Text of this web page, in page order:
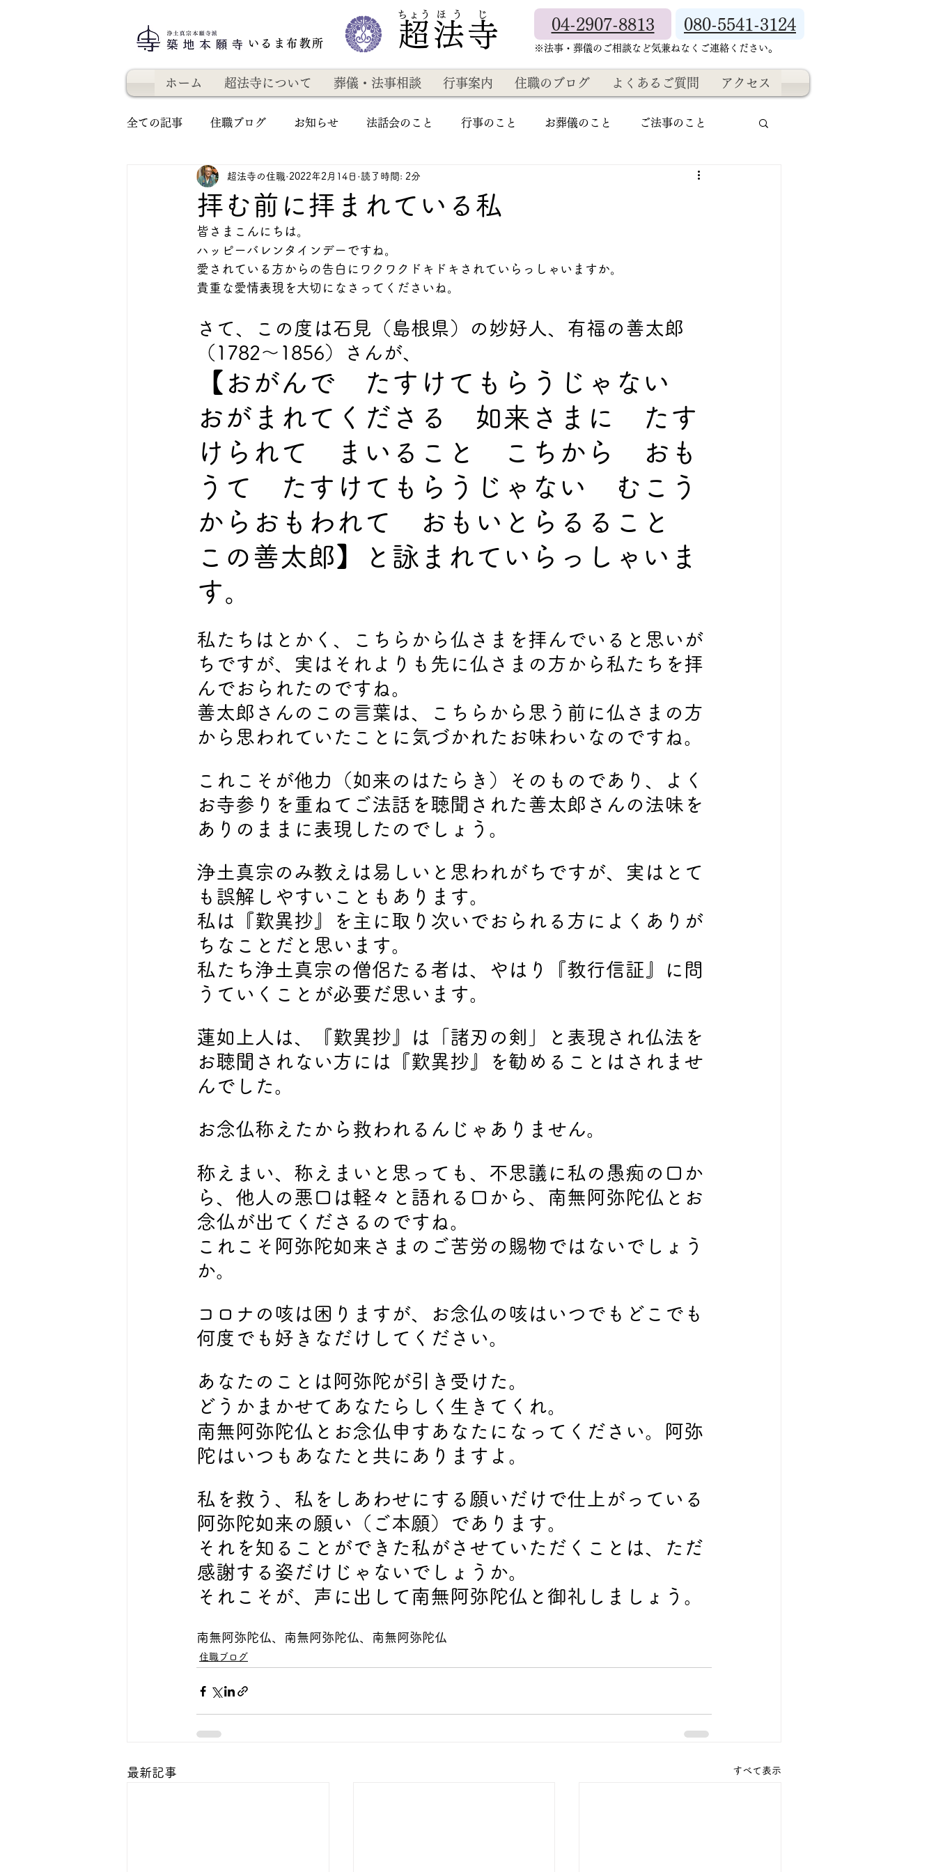
いるま布教所 超法寺
​ちょう ほ う じ
04-2907-8813 080-5541-3124
​※法事・葬儀のご相談など気兼ねなくご連絡ください。
ホーム 超法寺について 葬儀・法事相談 行事案内 住職のブログ よくあるご質問 アクセス
全ての記事 住職ブログ お知らせ 法話会のこと 行事のこと お葬儀のこと ご法事のこと
拝む前に拝まれている私
超法寺の住職 2022年2月14日 読了時間: 2分
皆さまこんにちは。
ハッピーバレンタインデーですね。
愛されている方からの告白にワクワクドキドキされていらっしゃいますか。
貴重な愛情表現を大切になさってくださいね。
さて、この度は石見（島根県）の妙好人、有福の善太郎
（1782〜1856）さんが、
【おがんで　たすけてもらうじゃない
おがまれてくださる　如来さまに　たす
けられて　まいること　こちから　おも
うて　たすけてもらうじゃない　むこう
からおもわれて　おもいとらるること
この善太郎】と詠まれていらっしゃいま
す。
私たちはとかく、こちらから仏さまを拝んでいると思いが
ちですが、実はそれよりも先に仏さまの方から私たちを拝
んでおられたのですね。
善太郎さんのこの言葉は、こちらから思う前に仏さまの方
から思われていたことに気づかれたお味わいなのですね。
これこそが他力（如来のはたらき）そのものであり、よく
お寺参りを重ねてご法話を聴聞された善太郎さんの法味を
ありのままに表現したのでしょう。
浄土真宗のみ教えは易しいと思われがちですが、実はとて
も誤解しやすいこともあります。
私は『歎異抄』を主に取り次いでおられる方によくありが
ちなことだと思います。
私たち浄土真宗の僧侶たる者は、やはり『教行信証』に問
うていくことが必要だ思います。
蓮如上人は、『歎異抄』は「諸刃の剣」と表現され仏法を
お聴聞されない方には『歎異抄』を勧めることはされませ
んでした。
お念仏称えたから救われるんじゃありません。
称えまい、称えまいと思っても、不思議に私の愚痴の口か
ら、他人の悪口は軽々と語れる口から、南無阿弥陀仏とお
念仏が出てくださるのですね。
これこそ阿弥陀如来さまのご苦労の賜物ではないでしょう
か。
コロナの咳は困りますが、お念仏の咳はいつでもどこでも
何度でも好きなだけしてください。
あなたのことは阿弥陀が引き受けた。
どうかまかせてあなたらしく生きてくれ。
南無阿弥陀仏とお念仏申すあなたになってください。阿弥
陀はいつもあなたと共にありますよ。
私を救う、私をしあわせにする願いだけで仕上がっている
阿弥陀如来の願い（ご本願）であります。
それを知ることができた私がさせていただくことは、ただ
感謝する姿だけじゃないでしょうか。
それこそが、声に出して南無阿弥陀仏と御礼しましょう。
南無阿弥陀仏、南無阿弥陀仏、南無阿弥陀仏
住職ブログ
最新記事 すべて表示